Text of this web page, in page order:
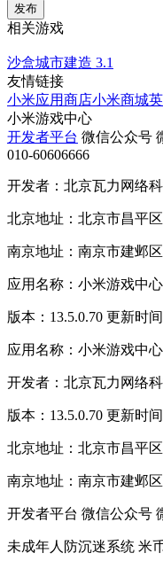
发布
相关游戏
沙盒城市建造 3.1
友情链接
小米应用商店小米商城
小米游戏中心
开发者平台 微信公众号
010-60606666
开发者：北京瓦力网络
北京地址：北京市昌平
南京地址：南京市建邺
应用名称：小米游戏中心
版本：13.5.0.70 更新时
应用名称：小米游戏中心
开发者：北京瓦力网络
版本：13.5.0.70 更新时
北京地址：北京市昌平
南京地址：南京市建邺
开发者平台 微信公众号
未成年人防沉迷系统 米